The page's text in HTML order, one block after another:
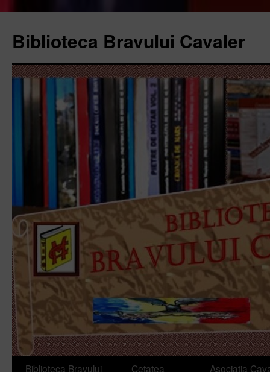
Biblioteca Bravului Cavaler
Sari
Biblioteca Bravului
Cetatea
Asociația